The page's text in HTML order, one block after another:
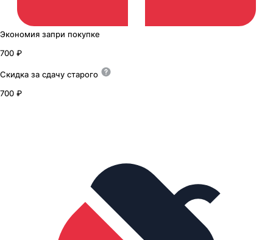
Экономия запри покупке
700 ₽
Скидка за сдачу старого
700 ₽